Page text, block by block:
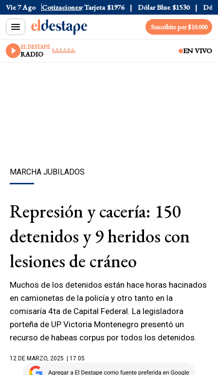
Vie 7 Ago Cotizaciones
$1520 Dólar Tarjeta $1976 Dólar Blue $1530 Dólar
Suscribite por $10.000
EL DESTAPE
RADIO EN VIVO
MARCHA JUBILADOS
Represión y cacería: 150
detenidos y 9 heridos con
lesiones de cráneo
Muchos de los detenidos están hace horas hacinados
en camionetas de la policía y otro tanto en la
comisaría 4ta de Capital Federal. La legisladora
porteña de UP Victoria Montenegro presentó un
recurso de habeas corpus por todos los detenidos.
12 DE MARZO, 2025 | 17.05